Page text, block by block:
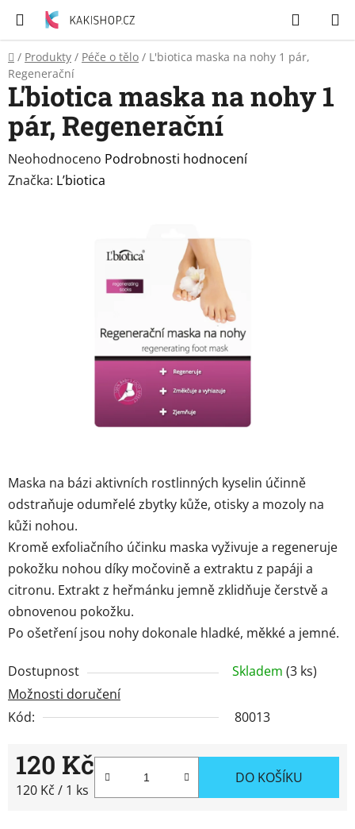
obsah
Hledat
Zubní
pasty
Péče
o
tělo
Domů
/ Produkty / Péče o tělo / L'biotica maska na nohy 1 pár,
Regenerační
Maska na bázi aktivních rostlinných kyselin účinně
odstraňuje odumřelé zbytky kůže, otisky a mozoly na
kůži nohou.
Kromě exfoliačního účinku maska ​​vyživuje a regeneruje
pokožku nohou díky močovině a extraktu z papáji a
citronu. Extrakt z heřmánku jemně zklidňuje čerstvě a
obnovenou pokožku.
Po ošetření jsou nohy dokonale hladké, měkké a jemné.
Dostupnost Skladem (3 ks)
Možnosti doručení
Kód:
80013
120 Kč
Měrná cena:
120 Kč / 1 ks
DO KOŠÍKU
L'biotica maska na nohy 1
pár, Regenerační
Průměrné
hodnocení
Neohodnoceno Podrobnosti hodnocení
Značka: L’biotica